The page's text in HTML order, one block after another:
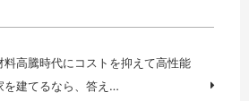
料高騰時代にコストを抑えて高性能
を建てるなら、答え…